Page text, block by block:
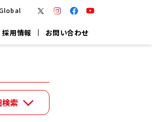
採用情報 お問い合わせ
索